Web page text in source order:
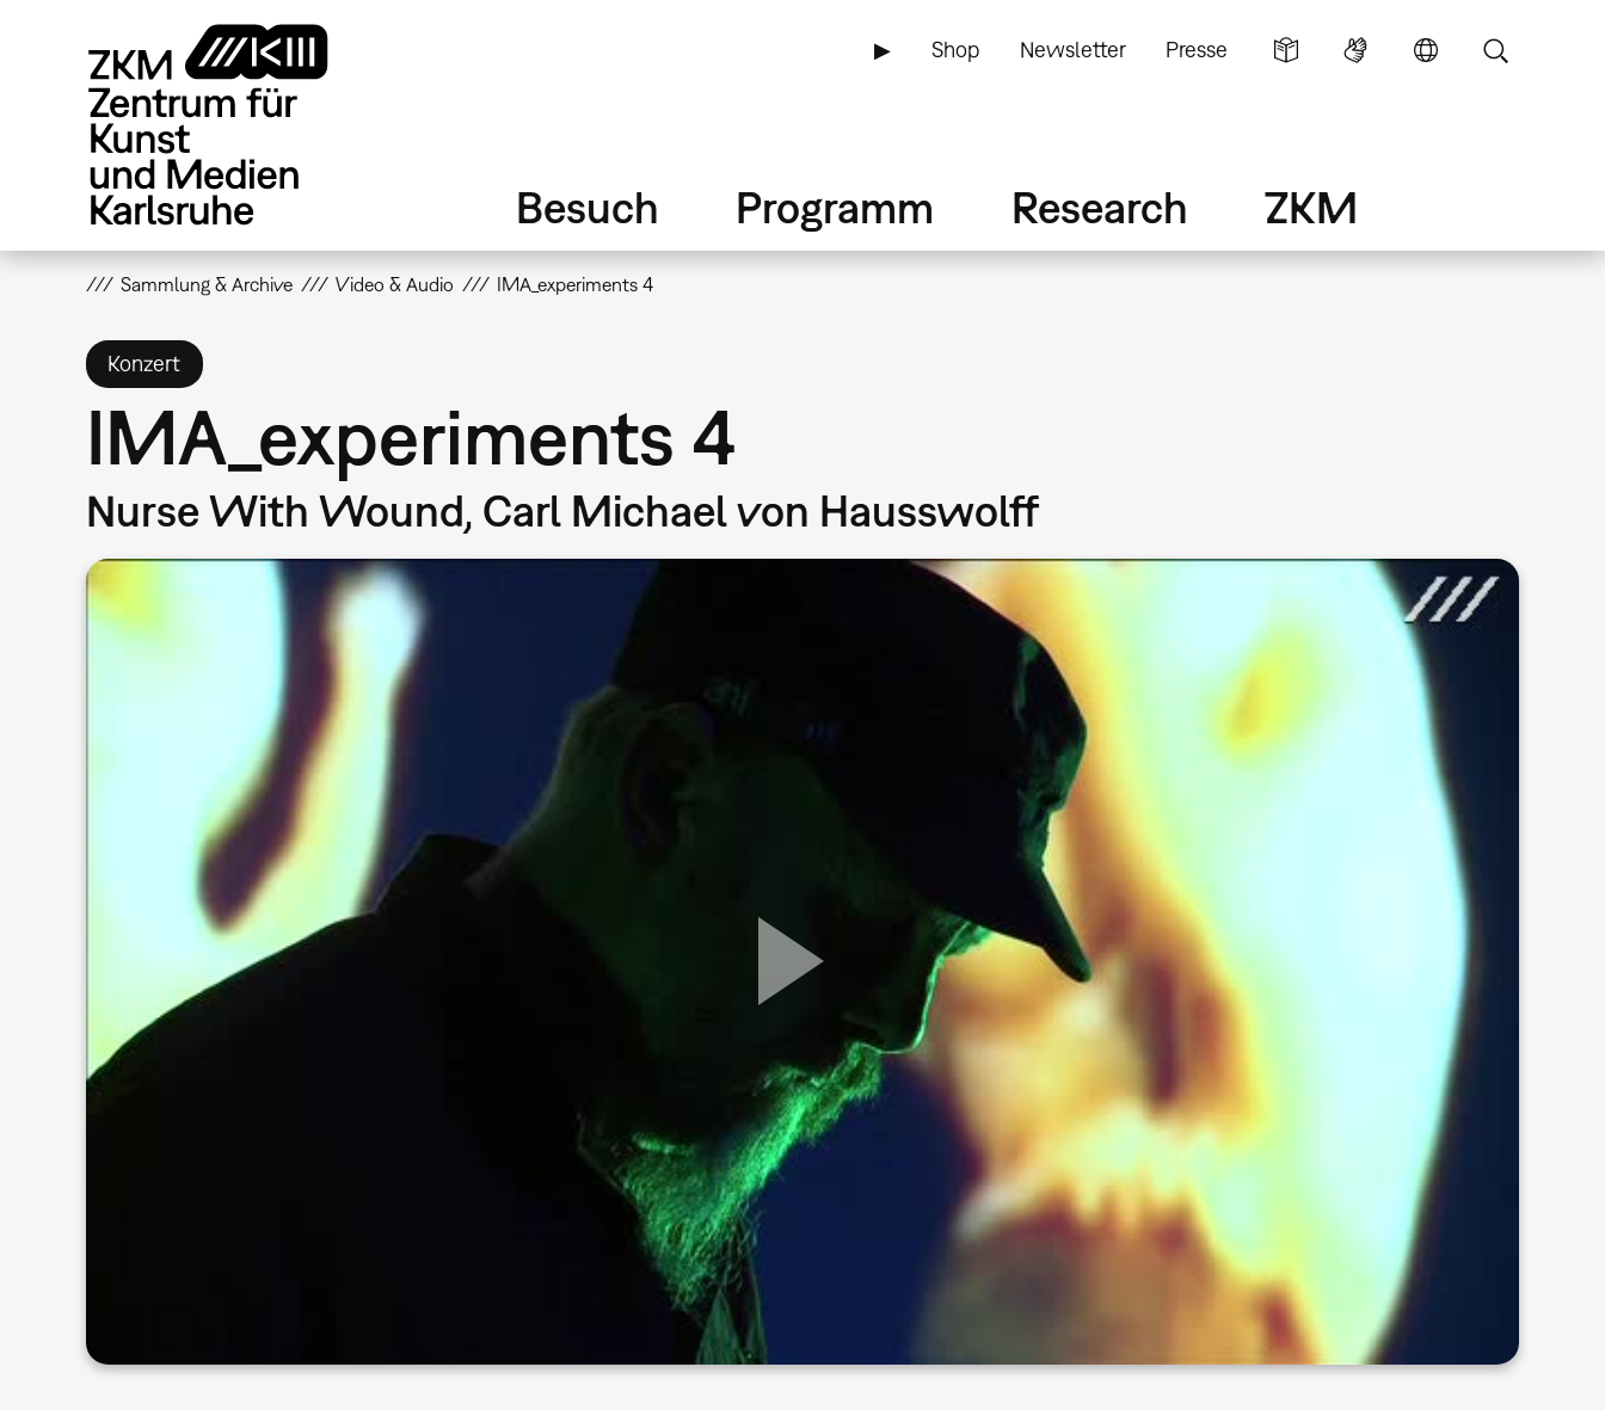
▶ Shop Newsletter Presse
Besuch Programm Research ZKM
Sammlung & Archive Video & Audio IMA_experiments 4
Konzert
IMA_experiments 4
Nurse With Wound, Carl Michael von Hausswolff